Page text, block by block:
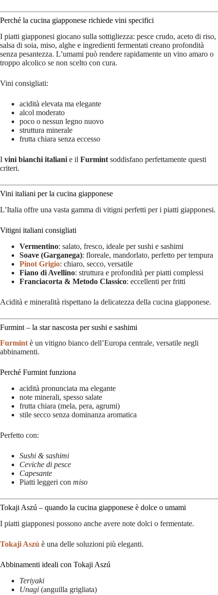
Perché la cucina giapponese richiede vini specifici
I piatti giapponesi giocano sulla sottigliezza: pesce crudo, aceto di riso,
salsa di soia, miso, alghe e ingredienti fermentati creano profondità
senza pesantezza. L’umami può rendere rapidamente un vino amaro o
troppo alcolico se non scelto con cura.
Vini consigliati:
acidità elevata ma elegante
alcol moderato
poco o nessun legno nuovo
struttura minerale
frutta chiara senza eccesso
I vini bianchi italiani e il Furmint soddisfano perfettamente questi
criteri.
Vini italiani per la cucina giapponese
L’Italia offre una vasta gamma di vitigni perfetti per i piatti giapponesi.
Vitigni italiani consigliati
Vermentino: salato, fresco, ideale per sushi e sashimi
Soave (Garganega): floreale, mandorlato, perfetto per tempura
Pinot Grigio: chiaro, secco, versatile
Fiano di Avellino: struttura e profondità per piatti complessi
Franciacorta & Metodo Classico: eccellenti per fritti
Acidità e mineralità rispettano la delicatezza della cucina giapponese.
Furmint – la star nascosta per sushi e sashimi
Furmintè un vitigno bianco dell’Europa centrale, versatile negli
abbinamenti.
Perché Furmint funziona
acidità pronunciata ma elegante
note minerali, spesso salate
frutta chiara (mela, pera, agrumi)
stile secco senza dominanza aromatica
Perfetto con:
Sushi & sashimi
Ceviche di pesce
Capesante
Piatti leggeri con miso
Tokaji Aszú – quando la cucina giapponese è dolce o umami
I piatti giapponesi possono anche avere note dolci o fermentate.
Tokaji Aszú è una delle soluzioni più eleganti.
Abbinamenti ideali con Tokaji Aszú
Teriyaki
Unagi (anguilla grigliata)